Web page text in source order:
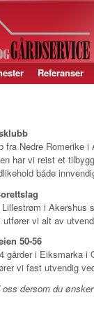
Referanser
fra Nedre Romerike i
har vi reist et
både
i Akershus
utfører vi alt av
50-56
gårder i Eiksmarka i
vi fast utvendig
dersom du